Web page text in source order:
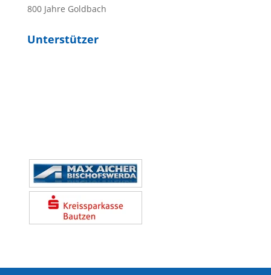
800 Jahre Goldbach
Unterstützer